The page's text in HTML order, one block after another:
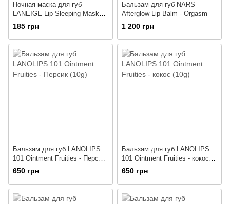
Ночная маска для губ
LANEIGE Lip Sleeping Mask
(миниатюра) 3g
185 грн
Бальзам для губ NARS
Afterglow Lip Balm - Orgasm
1 200 грн
Бальзам для губ LANOLIPS
101 Ointment Fruities - Персик
(10g)
650 грн
Бальзам для губ LANOLIPS
101 Ointment Fruities - кокос
(10g)
650 грн